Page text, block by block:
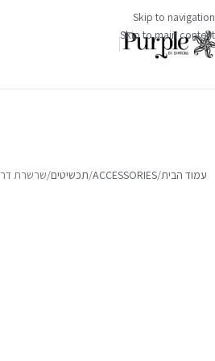
Skip to navigation
Skip to main content
עמוד הבית ACCESSORIES תכשיטים שרשרת דר